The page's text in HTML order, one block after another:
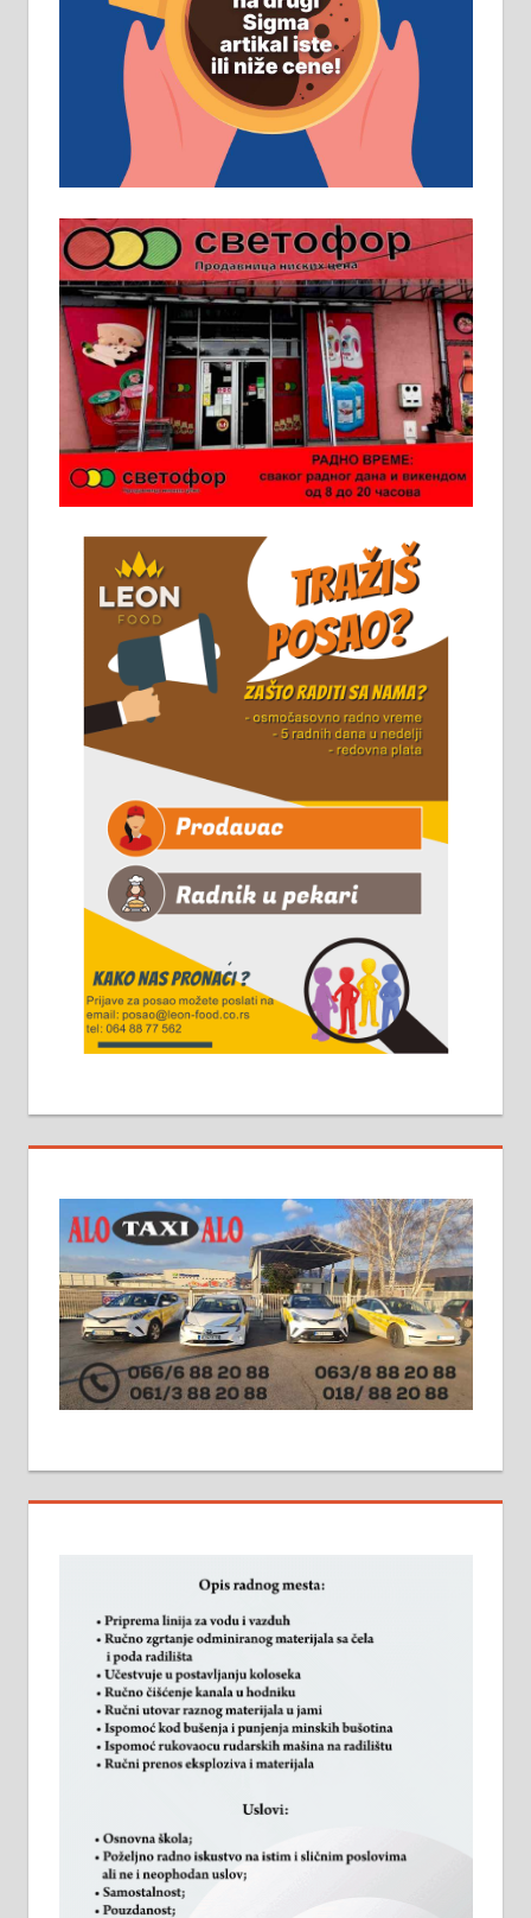
д.о.о. Рудник запошљава 20
помоћника рудара. Услови:
Основна школа, пожељно радно
искуство на истим и сличним
пословима, али не и неопходан
услов. Обезбеђен смештај,
превоз, исхрана. 032/57-41-122 –
локал 22
Пружам услуге завршних радова
у грађевини, хидроизолације и
молерских радова. 061/25-28-058
Ало таксију потребан возач са Б
категоријом. 064/02-85-511
Потребна два радника за рад на
стоваришту „Липа промет” у
Алексинцу. За више
стовариште у улици Максима
Горког 26 сваког радног дана од
8 до 15 часова. 063/465-045
Чистим све врсте димњака.
061/32-13-445